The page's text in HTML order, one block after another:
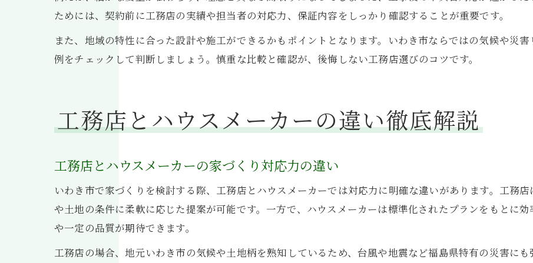
ためには、契約前に工務店の実績や担当者の対応力、保証内容をしっかり確認することが重要です。
また、地域の特性に合った設計や施工ができるかもポイントとなります。いわき市ならではの気候や災
例をチェックして判断しましょう。慎重な比較と確認が、後悔しない工務店選びのコツです。
工務店とハウスメーカーの違い徹底解説
工務店とハウスメーカーの家づくり対応力の違い
いわき市で家づくりを検討する際、工務店とハウスメーカーでは対応力に明確な違いがあります。工務
や土地の条件に柔軟に応じた提案が可能です。一方で、ハウスメーカーは標準化されたプランをもとに
や一定の品質が期待できます。
工務店の場合、地元いわき市の気候や土地柄を熟知しているため、台風や地震など福島県特有の災害にも